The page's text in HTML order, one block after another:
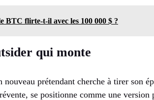
BTC flirte-t-il avec les 100 000 $ ?
qui monte
prétendant cherche à tirer son
se positionne comme une version